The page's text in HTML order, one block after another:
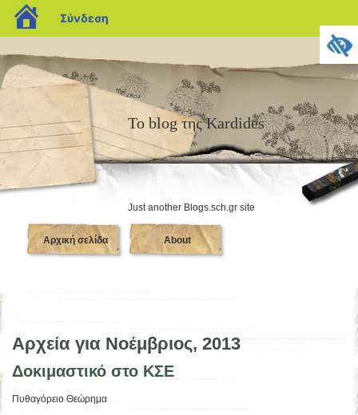
blogs.sch.gr
Σύνδεση
Το blog της Kardides
Just another Blogs.sch.gr site
Αρχική σελίδα About
Αρχεία για Νοέμβριος, 2013
Δοκιμαστικό στο ΚΣΕ
Πυθαγόρειο Θεώρημα